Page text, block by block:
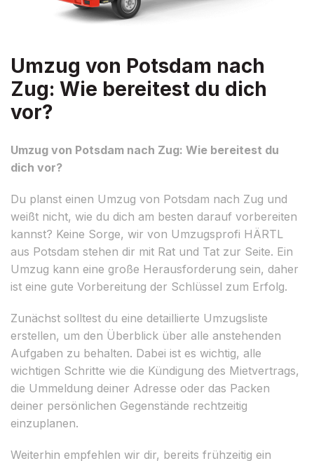
Umzug von Potsdam nach
Zug: Wie bereitest du dich
vor?
Umzug von Potsdam nach Zug: Wie bereitest du
dich vor?
Du planst einen Umzug von Potsdam nach Zug und
weißt nicht, wie du dich am besten darauf vorbereiten
kannst? Keine Sorge, wir von Umzugsprofi HÄRTL
aus Potsdam stehen dir mit Rat und Tat zur Seite. Ein
Umzug kann eine große Herausforderung sein, daher
ist eine gute Vorbereitung der Schlüssel zum Erfolg.
Zunächst solltest du eine detaillierte Umzugsliste
erstellen, um den Überblick über alle anstehenden
Aufgaben zu behalten. Dabei ist es wichtig, alle
wichtigen Schritte wie die Kündigung des Mietvertrags,
die Ummeldung deiner Adresse oder das Packen
deiner persönlichen Gegenstände rechtzeitig
einzuplanen.
Weiterhin empfehlen wir dir, bereits frühzeitig ein